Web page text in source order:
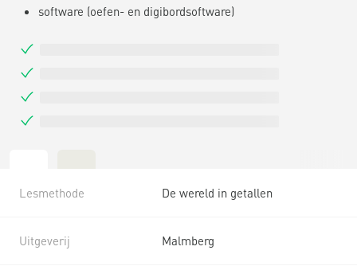
software (oefen- en digibordsoftware)
Lesmethode De wereld in getallen
Uitgeverij Malmberg